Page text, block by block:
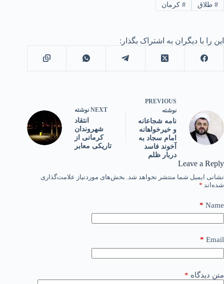
#طلاق #کرمان
این را با دیگران به اشتراک بگذار:
PREVIOUS
نوشته
نامه شجاعانه
و خیرخواهانه
امام سجاد به
آخوند فاسد
دربار ظلم
NEXT نوشته
انتقاد
شهروندان
کرمانی از
تاریکی معابر
Leave a Reply
نشانی ایمیل شما منتشر نخواهد شد. بخش‌های موردنیاز علامت‌گذاری
شده‌اند *
Name
*
Email
*
متن دیدگاه *